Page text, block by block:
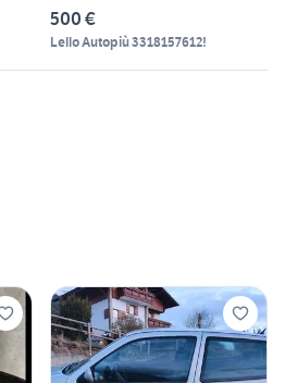
500 €
Lello Autopiù 3318157612!